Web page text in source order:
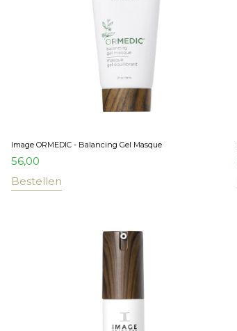
Image ORMEDIC - Balancing Gel Masque
56,00
Bestellen